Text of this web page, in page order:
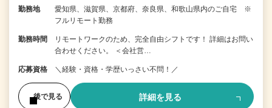
勤務地
愛知県、滋賀県、京都府、奈良県、和歌山県内のご自宅 ※
フルリモート勤務
勤務時間
リモートワークのため、完全自由シフトです！ 詳細はお問い
合わせください。 ＜会社営…
応募資格 ＼経験・資格・学歴いっさい不問！／
後で見る 詳細を見る